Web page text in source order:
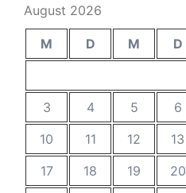
August 2026
M D M D
3
4 5 6
10
11 12 13
17
18 19 20